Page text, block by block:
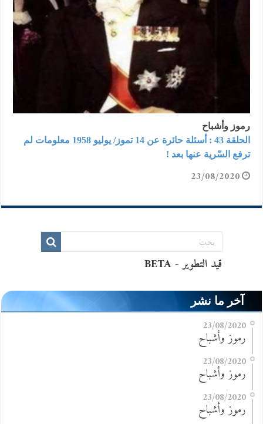
رموز وأشباح
الحلقة 43 : أسئلة حائرة عن 14 تموز/ يوليو 1958 معلومات لم
ترفع السّرية عنها بعد !
23/08/2020
آخر ما نشر
23/08/2020
رموز وأشباح
23/08/2020
رموز وأشباح
23/08/2020
رموز وأشباح